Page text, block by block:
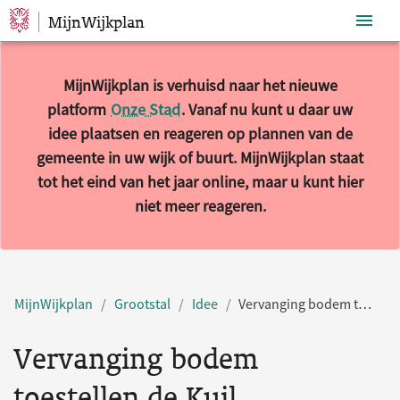
Sla navigatie over
MijnWijkplan
MijnWijkplan is verhuisd naar het nieuwe
platform Onze Stad. Vanaf nu kunt u daar uw
idee plaatsen en reageren op plannen van de
gemeente in uw wijk of buurt. MijnWijkplan staat
tot het eind van het jaar online, maar u kunt hier
niet meer reageren.
MijnWijkplan Grootstal Idee Vervanging bodem toestellen de Kuil
Vervanging bodem